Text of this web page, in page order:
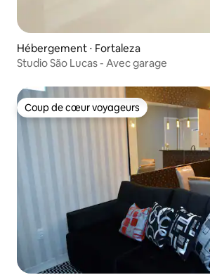
Hébergement ⋅ Fortaleza
Studio São Lucas - Avec garage
Coup de cœur voyageurs
Coup de cœur voyageurs